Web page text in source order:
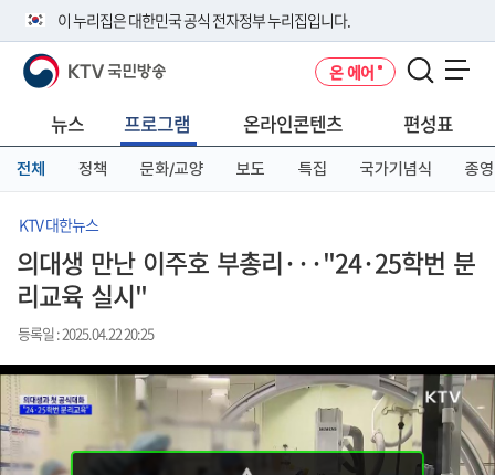
이 누리집은 대한민국 공식 전자정부 누리집입니다.
공식 누리집 주소 확인하기
니다.
이밖에 or.kr 또는 .kr등 다른 도메인 주소를 사용하고 있다면 아래 URL에
서 도메인 주소를 확인해 보세요
KTV 국민방송 온 에어
뉴스 프로그램 온라인콘텐츠 편성표
전체 정책 문화/교양 보도 특집 국가기념식 종영
KTV 대한뉴스
의대생 만난 이주호 부총리···"24·25학번 분
리교육 실시"
등록일 : 2025.04.22 20:25